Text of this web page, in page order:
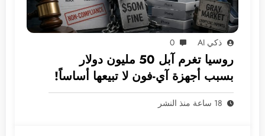
ذكي AI 0
روسيا تغرم آبل 50 مليون دولار
بسبب أجهزة آي-فون لا تبيعها أساساً!
18 ساعة منذ النشر